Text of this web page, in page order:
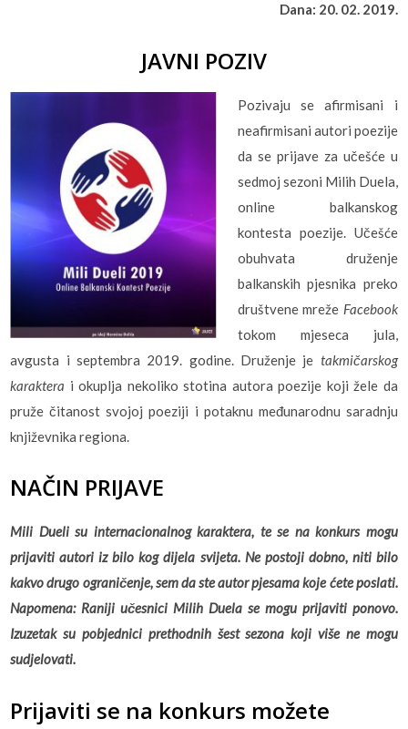
Dana: 20. 02. 2019.
JAVNI POZIV
Pozivaju se afirmisani i
neafirmisani autori poezije
da se prijave za učešće u
sedmoj sezoni Milih Duela,
online balkanskog
kontesta poezije. Učešće
obuhvata druženje
balkanskih pjesnika preko
društvene mreže Facebook
tokom mjeseca jula,
avgusta i septembra 2019. godine. Druženje je takmičarskog
karaktera i okuplja nekoliko stotina autora poezije koji žele da
pruže čitanost svojoj poeziji i potaknu međunarodnu saradnju
književnika regiona.
NAČIN PRIJAVE
Mili Dueli su internacionalnog karaktera, te se na konkurs mogu
prijaviti autori iz bilo kog dijela svijeta. Ne postoji dobno, niti bilo
kakvo drugo ograničenje, sem da ste autor pjesama koje ćete poslati.
Napomena: Raniji učesnici Milih Duela se mogu prijaviti ponovo.
Izuzetak su pobjednici prethodnih šest sezona koji više ne mogu
sudjelovati.
Prijaviti se na konkurs možete